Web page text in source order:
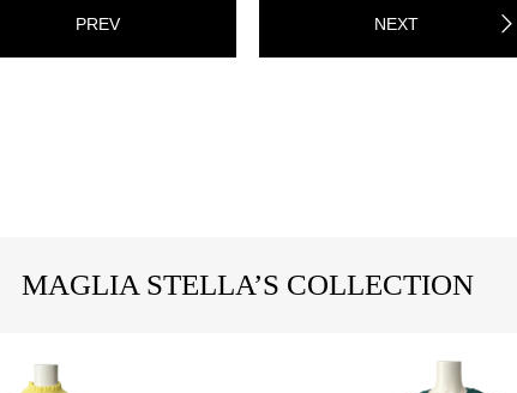
PREV NEXT
MAGLIA STELLA’S COLLECTION